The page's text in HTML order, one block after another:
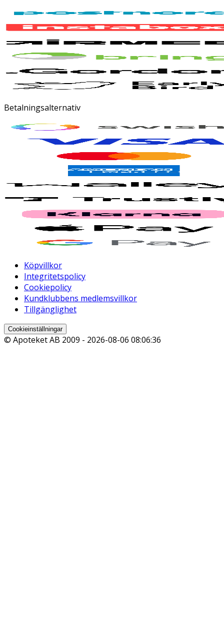
Betalningsalternativ
Köpvillkor
Integritetspolicy
Cookiepolicy
Kundklubbens medlemsvillkor
Tillgänglighet
Cookieinställningar
© Apoteket AB 2009 - 2026-08-06 08:06:36